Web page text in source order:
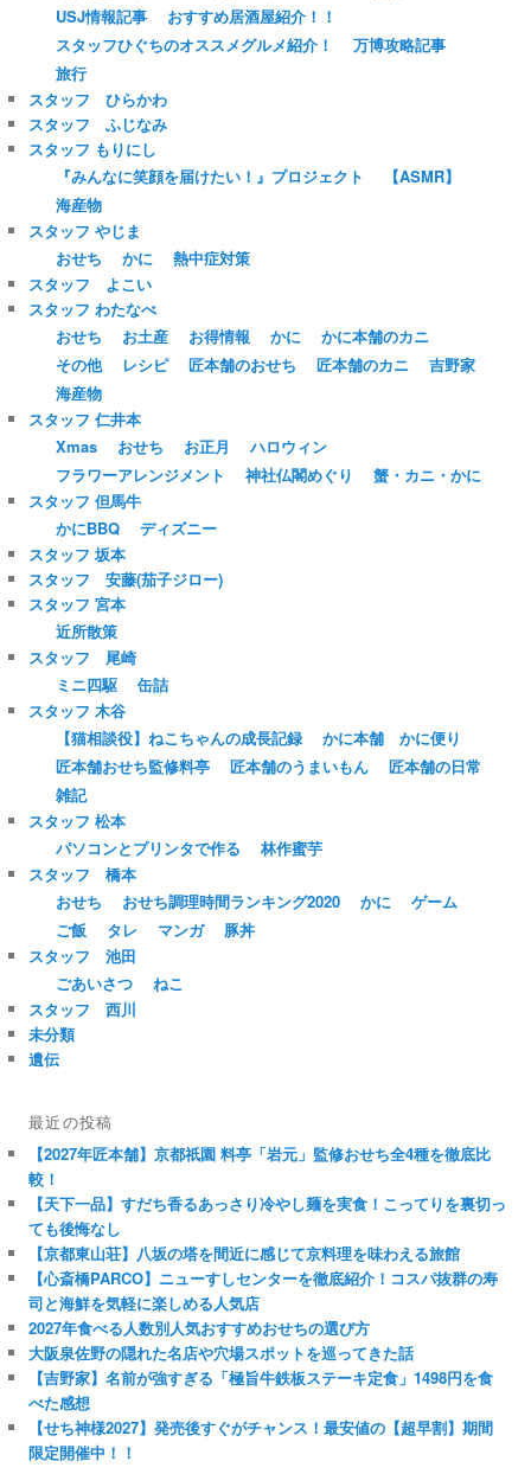
USJ情報記事
おすすめ居酒屋紹介！！
スタッフひぐちのオススメグルメ紹介！
万博攻略記事
旅行
スタッフ ひらかわ
スタッフ ふじなみ
スタッフ もりにし
『みんなに笑顔を届けたい！』プロジェクト
【ASMR】
海産物
スタッフ やじま
おせち
かに
熱中症対策
スタッフ よこい
スタッフ わたなべ
おせち
お土産 お得情報 かに
かに本舗のカニ
その他
レシピ 匠本舗のおせち 匠本舗のカニ
吉野家
海産物
スタッフ 仁井本
Xmas
おせち お正月
ハロウィン
フラワーアレンジメント
神社仏閣めぐり
蟹・カニ・かに
スタッフ 但馬牛
かにBBQ
ディズニー
スタッフ 坂本
スタッフ 安藤(茄子ジロー)
スタッフ 宮本
近所散策
スタッフ 尾崎
ミニ四駆
缶詰
スタッフ 木谷
【猫相談役】ねこちゃんの成長記録
かに本舗 かに便り
匠本舗おせち監修料亭
匠本舗のうまいもん
匠本舗の日常
雑記
スタッフ 松本
パソコンとプリンタで作る
林作蜜芋
スタッフ 橋本
おせち
おせち調理時間ランキング2020 かに
ゲーム
ご飯
タレ マンガ
豚丼
スタッフ 池田
ごあいさつ
ねこ
スタッフ 西川
未分類
遺伝
最近の投稿
【2027年匠本舗】京都祇園 料亭「岩元」監修おせち全4種を徹底比
較！
【天下一品】すだち香るあっさり冷やし麺を実食！こってりを裏切っ
ても後悔なし
【京都東山荘】八坂の塔を間近に感じて京料理を味わえる旅館
【心斎橋PARCO】ニューすしセンターを徹底紹介！コスパ抜群の寿
司と海鮮を気軽に楽しめる人気店
2027年食べる人数別人気おすすめおせちの選び方
大阪泉佐野の隠れた名店や穴場スポットを巡ってきた話
【吉野家】名前が強すぎる「極旨牛鉄板ステーキ定食」1498円を食
べた感想
【せち神様2027】発売後すぐがチャンス！最安値の【超早割】期間
限定開催中！！